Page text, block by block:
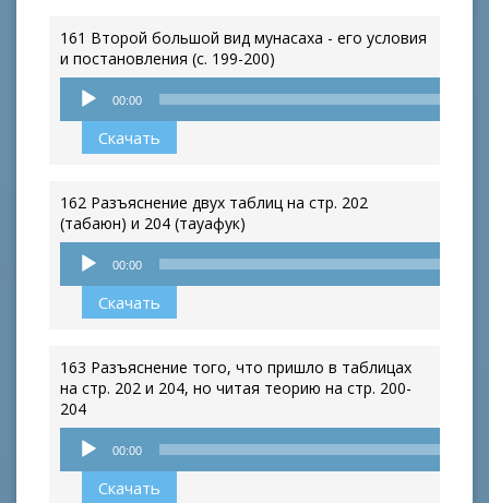
161 Второй большой вид мунасаха - его условия
и постановления (с. 199-200)
Аудиоплеер
00:00
Скачать
162 Разъяснение двух таблиц на стр. 202
(табаюн) и 204 (тауафук)
Аудиоплеер
00:00
Скачать
163 Разъяснение того, что пришло в таблицах
на стр. 202 и 204, но читая теорию на стр. 200-
204
Аудиоплеер
00:00
Скачать